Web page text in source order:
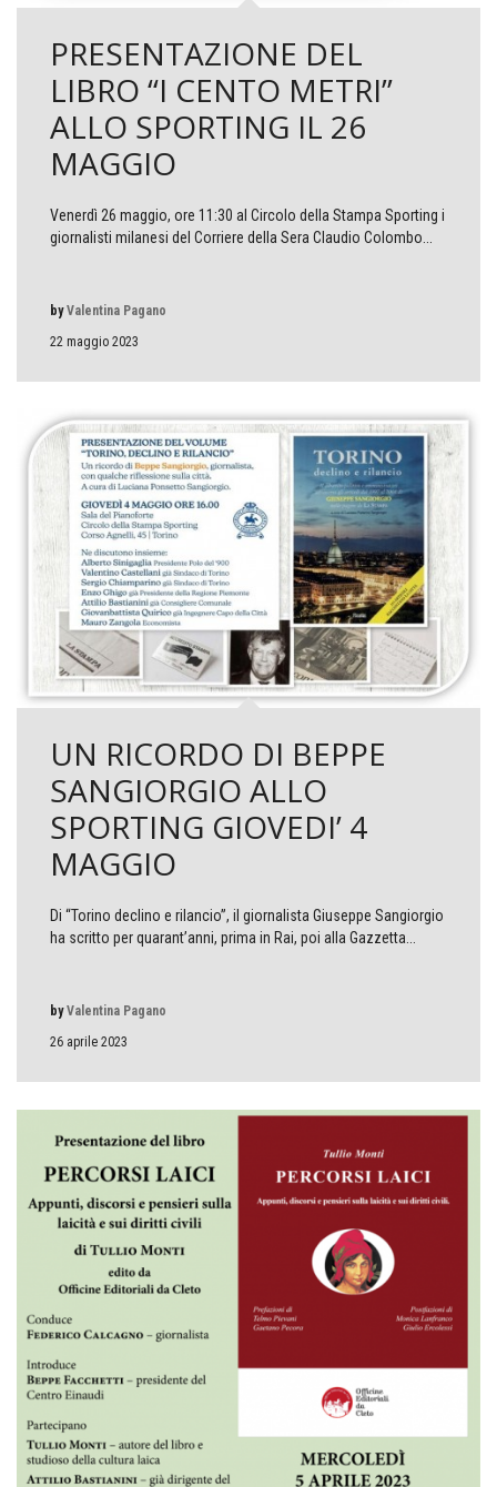
PRESENTAZIONE DEL
LIBRO “I CENTO METRI”
ALLO SPORTING IL 26
MAGGIO
Venerdì 26 maggio, ore 11:30 al Circolo della Stampa Sporting i
giornalisti milanesi del Corriere della Sera Claudio Colombo...
22 maggio 2023
byValentina Pagano
UN RICORDO DI BEPPE
SANGIORGIO ALLO
SPORTING GIOVEDI’ 4
MAGGIO
Di “Torino declino e rilancio”, il giornalista Giuseppe Sangiorgio
ha scritto per quarant’anni, prima in Rai, poi alla Gazzetta...
26 aprile 2023
byValentina Pagano